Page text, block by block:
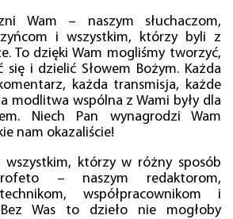
Wam – naszym słuchaczom,
i wszystkim, którzy byli z
To dzięki Wam mogliśmy tworzyć,
się i dzielić Słowem Bożym. Każda
każda transmisja, każde
modlitwa wspólna z Wami były dla
Niech Pan wynagrodzi Wam
nam okazaliście!
wszystkim, którzy w różny sposób
– naszym redaktorom,
współpracownikom i
Was to dzieło nie mogłoby